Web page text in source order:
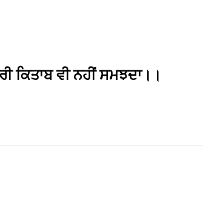
ਕਿਤਾਬ ਵੀ ਨਹੀਂ ਸਮਝਦਾ।।